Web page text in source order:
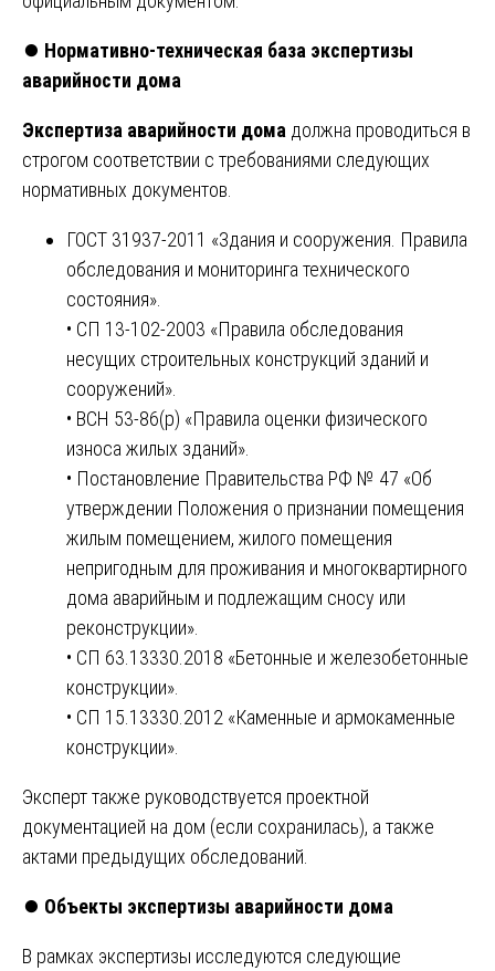
⏺️ Нормативно-техническая база экспертизы
аварийности дома
Экспертиза аварийности дома должна проводиться в
строгом соответствии с требованиями следующих
нормативных документов.
ГОСТ 31937-2011 «Здания и сооружения. Правила
обследования и мониторинга технического
состояния».
• СП 13-102-2003 «Правила обследования
несущих строительных конструкций зданий и
сооружений».
• ВСН 53-86(р) «Правила оценки физического
износа жилых зданий».
• Постановление Правительства РФ № 47 «Об
утверждении Положения о признании помещения
жилым помещением, жилого помещения
непригодным для проживания и многоквартирного
дома аварийным и подлежащим сносу или
реконструкции».
• СП 63.13330.2018 «Бетонные и железобетонные
конструкции».
• СП 15.13330.2012 «Каменные и армокаменные
конструкции».
Эксперт также руководствуется проектной
документацией на дом (если сохранилась), а также
актами предыдущих обследований.
⏺️ Объекты экспертизы аварийности дома
В рамках экспертизы исследуются следующие